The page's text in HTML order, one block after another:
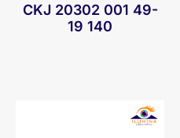
CKJ 20302 001 49-
19 140